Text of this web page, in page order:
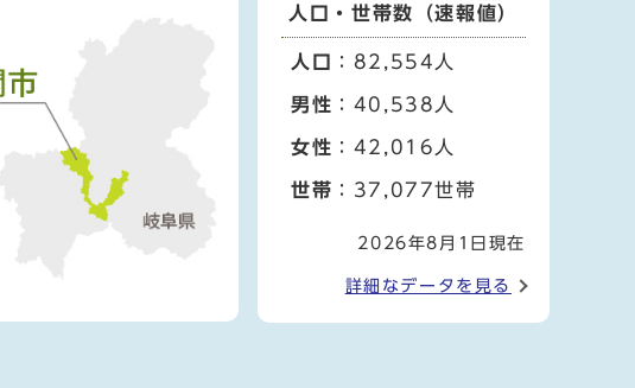
人口・世帯数（速報値）
人口 ：82,554人
男性 ：40,538人
女性 ：42,016人
世帯 ：37,077世帯
2026年8月1日現在
詳細なデータを見る